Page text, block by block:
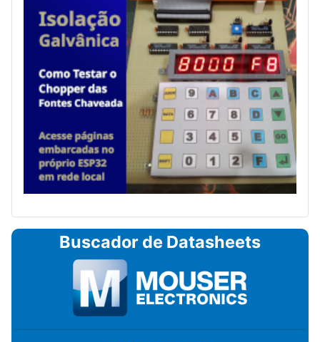
Buscador de Datasheets